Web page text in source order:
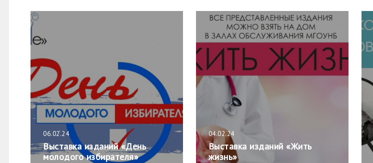
06.02.24
Выставка изданий «День
молодого избирателя»
04.02.24
Выставка изданий «Жить
жизнь»